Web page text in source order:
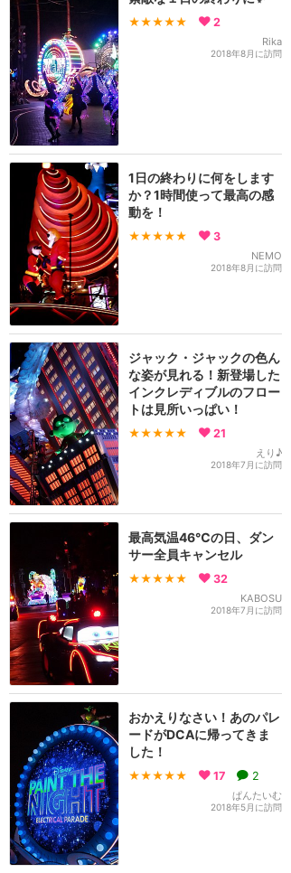
★★★★★ 2
Rika
2018年8月に訪問
1日の終わりに何をします
か？1時間使って最高の感
動を！
★★★★★ 3
NEMO
2018年8月に訪問
ジャック・ジャックの色ん
な姿が見れる！新登場した
インクレディブルのフロー
トは見所いっぱい！
★★★★★ 21
えり♪
2018年7月に訪問
最高気温46℃の日、ダン
サー全員キャンセル
★★★★★ 32
KABOSU
2018年7月に訪問
おかえりなさい！あのパレ
ードがDCAに帰ってきま
した！
★★★★★ 17 2
ぱんたいむ
2018年5月に訪問